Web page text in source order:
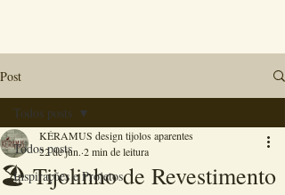
Post
Todos posts
Inspirações e Projetos
Todos posts
🏖️ Tijolinho de Revestimento
KÉRAMUS design tijolos aparentes
22 de jun. 2 min de leitura